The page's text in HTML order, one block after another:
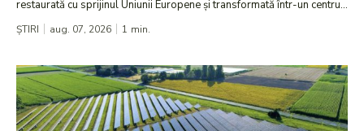
restaurată cu sprijinul Uniunii Europene și transformată într-un centru...
ȘTIRI aug. 07, 2026 1 min.